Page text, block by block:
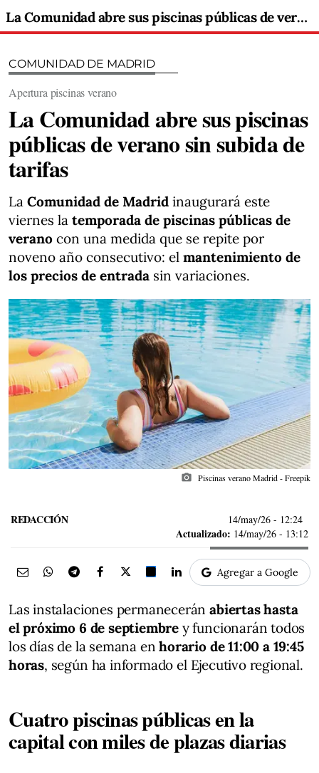
La Comunidad abre sus piscinas públicas de verano sin subida de tarifas
COMUNIDAD DE MADRID
Apertura piscinas verano
La Comunidad abre sus piscinas
públicas de verano sin subida de
tarifas
La Comunidad de Madrid inaugurará este
viernes la temporada de piscinas públicas de
verano con una medida que se repite por
noveno año consecutivo: el mantenimiento de
los precios de entrada sin variaciones.
photo_camera Piscinas verano Madrid - Freepik
REDACCIÓN 14/may/26 - 12:24
Actualizado: 14/may/26 - 13:12
Agregar a Google
Las instalaciones permaneceránabiertas hasta
el próximo 6 de septiembre y funcionarán todos
los días de la semana enhorario de 11:00 a 19:45
horas, según ha informado el Ejecutivo regional.
Cuatro piscinas públicas en la
capital con miles de plazas diarias